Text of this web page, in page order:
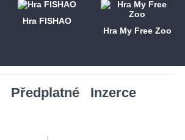
Hra FISHAO
Hra My Free Zoo
Předplatné Inzerce